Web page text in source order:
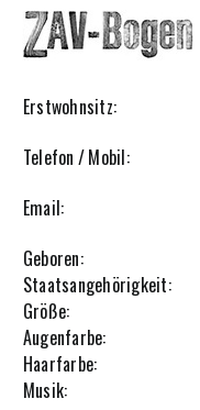
Zum
Inhalt
springen
Startseite
Theater
Filmografie
Eigenproduktion
Workshop
Erstwohnsitz:
Telefon / Mobil:
Email:
Geboren:
Staatsangehörigkeit:
Größe:
Augenfarbe:
Haarfarbe:
Musik: